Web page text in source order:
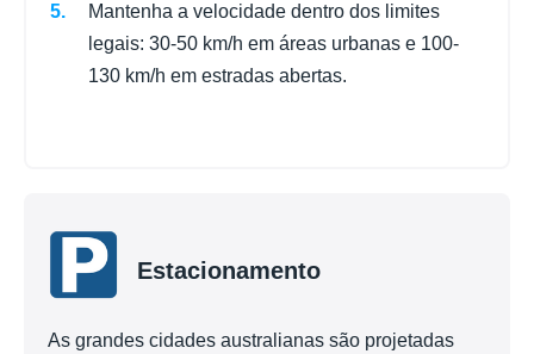
Mantenha a velocidade dentro dos limites
legais: 30-50 km/h em áreas urbanas e 100-
130 km/h em estradas abertas.
Estacionamento
As grandes cidades australianas são projetadas